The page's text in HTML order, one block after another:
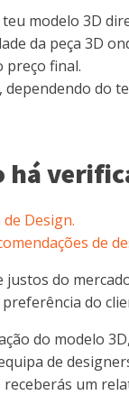
modelo 3D
da peça 3D
preço final.
do
de Design.
de
justos do
do
do modelo
de
um